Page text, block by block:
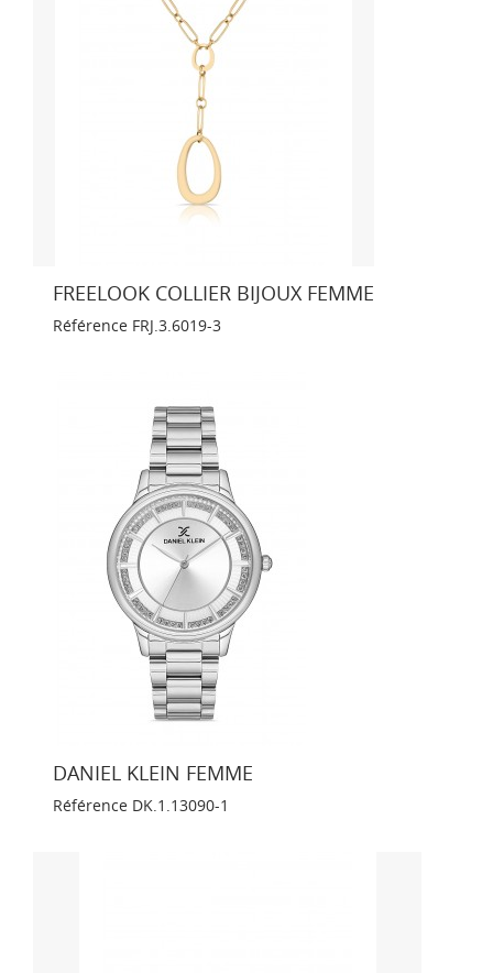
FREELOOK COLLIER BIJOUX FEMME
Référence FRJ.3.6019-3
DANIEL KLEIN FEMME
Référence DK.1.13090-1